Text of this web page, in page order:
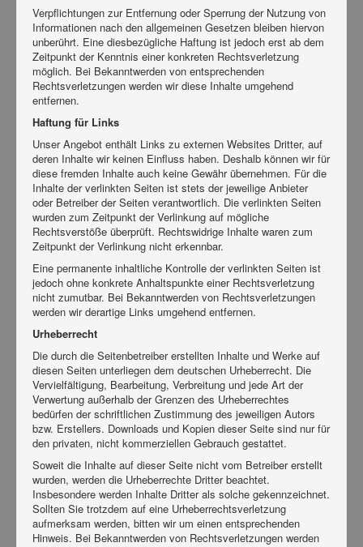
Verpflichtungen zur Entfernung oder Sperrung der Nutzung von
Informationen nach den allgemeinen Gesetzen bleiben hiervon
unberührt. Eine diesbezügliche Haftung ist jedoch erst ab dem
Zeitpunkt der Kenntnis einer konkreten Rechtsverletzung
möglich. Bei Bekanntwerden von entsprechenden
Rechtsverletzungen werden wir diese Inhalte umgehend
entfernen.
Haftung für Links
Unser Angebot enthält Links zu externen Websites Dritter, auf
deren Inhalte wir keinen Einfluss haben. Deshalb können wir für
diese fremden Inhalte auch keine Gewähr übernehmen. Für die
Inhalte der verlinkten Seiten ist stets der jeweilige Anbieter
oder Betreiber der Seiten verantwortlich. Die verlinkten Seiten
wurden zum Zeitpunkt der Verlinkung auf mögliche
Rechtsverstöße überprüft. Rechtswidrige Inhalte waren zum
Zeitpunkt der Verlinkung nicht erkennbar.
Eine permanente inhaltliche Kontrolle der verlinkten Seiten ist
jedoch ohne konkrete Anhaltspunkte einer Rechtsverletzung
nicht zumutbar. Bei Bekanntwerden von Rechtsverletzungen
werden wir derartige Links umgehend entfernen.
Urheberrecht
Die durch die Seitenbetreiber erstellten Inhalte und Werke auf
diesen Seiten unterliegen dem deutschen Urheberrecht. Die
Vervielfältigung, Bearbeitung, Verbreitung und jede Art der
Verwertung außerhalb der Grenzen des Urheberrechtes
bedürfen der schriftlichen Zustimmung des jeweiligen Autors
bzw. Erstellers. Downloads und Kopien dieser Seite sind nur für
den privaten, nicht kommerziellen Gebrauch gestattet.
Soweit die Inhalte auf dieser Seite nicht vom Betreiber erstellt
wurden, werden die Urheberrechte Dritter beachtet.
Insbesondere werden Inhalte Dritter als solche gekennzeichnet.
Sollten Sie trotzdem auf eine Urheberrechtsverletzung
aufmerksam werden, bitten wir um einen entsprechenden
Hinweis. Bei Bekanntwerden von Rechtsverletzungen werden